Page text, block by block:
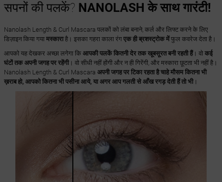
सपनों की पलकें? NANOLASH के साथ गारंटी!
Nanolash Length & Curl Mascara पलकों को लंबा बनाने, कर्ल और लिफ्ट करने के लिए
डिज़ाइन किया गया मस्काराहै। इसका गहरा काला रंग एक ही ब्रशस्ट्रोक मेंफुल कवरेज देता है।
आपको यह देखकर अच्छा लगेगा कि आपकी पलकें कितनी देर तक खूबसूरत बनी रहती हैं। वो कई
घंटों तक अपनी जगह पर रहेंगी। वो सीधी नहीं होंगी और न ही गिरेंगी, और मस्कारा छूटता भी नहीं है।
Nanolash Length & Curl Mascara अपनी जगह पर टिका रहता है चाहे मौसम कितना भी
ख़राब हो, आपको कितना भी पसीना आये, या अगर आप गलती से आँख रगड़ देती हैं तो भी।